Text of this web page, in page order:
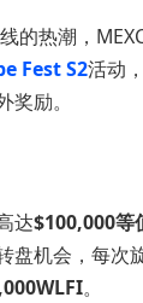
的热潮，
Fest S2活动
励。
达$100,000等
盘机会，每次
。